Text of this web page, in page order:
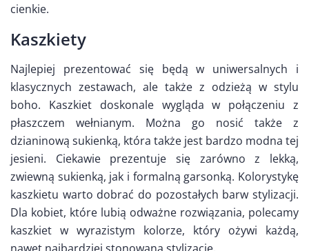
cienkie.
Kaszkiety
Najlepiej prezentować się będą w uniwersalnych i
klasycznych zestawach, ale także z odzieżą w stylu
boho. Kaszkiet doskonale wygląda w połączeniu z
płaszczem wełnianym. Można go nosić także z
dzianinową sukienką, która także jest bardzo modna tej
jesieni. Ciekawie prezentuje się zarówno z lekką,
zwiewną sukienką, jak i formalną garsonką. Kolorystykę
kaszkietu warto dobrać do pozostałych barw stylizacji.
Dla kobiet, które lubią odważne rozwiązania, polecamy
kaszkiet w wyrazistym kolorze, który ożywi każdą,